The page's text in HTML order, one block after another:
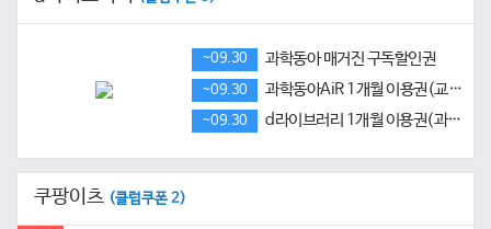
~09.30 과학동아 매거진 구독할인권
~09.30 과학동아AiR 1개월 이용권(교육용 AI 챗봇)
~09.30 d라이브러리 1개월 이용권(과학동아 전권 열람)
쿠팡이츠 (클럽쿠폰 2)